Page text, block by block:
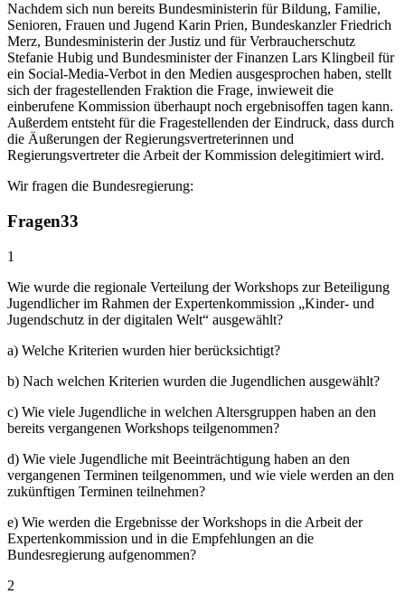
Nachdem sich nun bereits Bundesministerin für Bildung, Familie,
Senioren, Frauen und Jugend Karin Prien, Bundeskanzler Friedrich
Merz, Bundesministerin der Justiz und für Verbraucherschutz
Stefanie Hubig und Bundesminister der Finanzen Lars Klingbeil für
ein Social-Media-Verbot in den Medien ausgesprochen haben, stellt
sich der fragestellenden Fraktion die Frage, inwieweit die
einberufene Kommission überhaupt noch ergebnisoffen tagen kann.
Außerdem entsteht für die Fragestellenden der Eindruck, dass durch
die Äußerungen der Regierungsvertreterinnen und
Regierungsvertreter die Arbeit der Kommission delegitimiert wird.
Wir fragen die Bundesregierung:
Fragen33
1
Wie wurde die regionale Verteilung der Workshops zur Beteiligung
Jugendlicher im Rahmen der Expertenkommission „Kinder- und
Jugendschutz in der digitalen Welt“ ausgewählt?
a) Welche Kriterien wurden hier berücksichtigt?
b) Nach welchen Kriterien wurden die Jugendlichen ausgewählt?
c) Wie viele Jugendliche in welchen Altersgruppen haben an den
bereits vergangenen Workshops teilgenommen?
d) Wie viele Jugendliche mit Beeinträchtigung haben an den
vergangenen Terminen teilgenommen, und wie viele werden an den
zukünftigen Terminen teilnehmen?
e) Wie werden die Ergebnisse der Workshops in die Arbeit der
Expertenkommission und in die Empfehlungen an die
Bundesregierung aufgenommen?
2